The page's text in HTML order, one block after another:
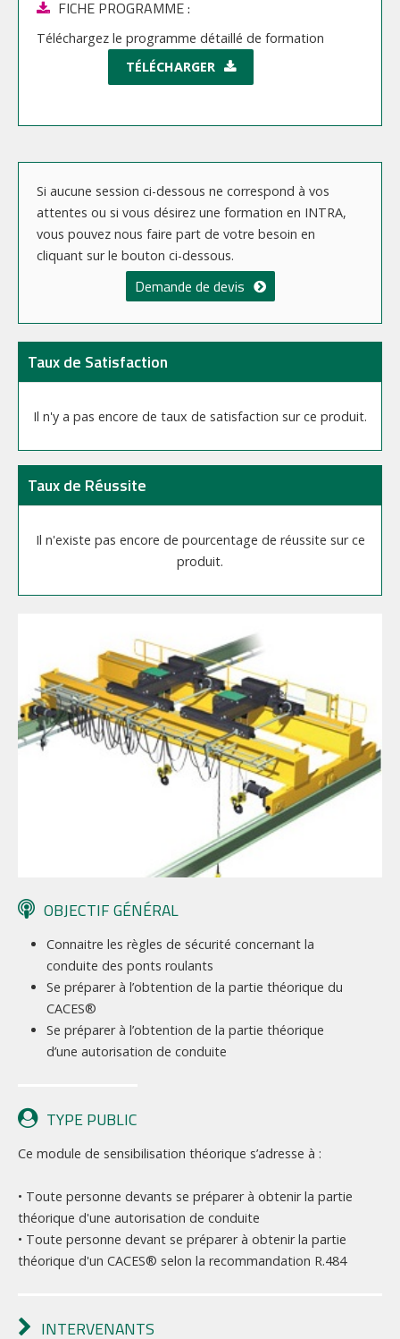
FICHE PROGRAMME :
Téléchargez le programme détaillé de formation
TÉLÉCHARGER
Si aucune session ci-dessous ne correspond à vos
attentes ou si vous désirez une formation en INTRA,
vous pouvez nous faire part de votre besoin en
cliquant sur le bouton ci-dessous.
Demande de devis
Taux de Satisfaction
Il n'y a pas encore de taux de satisfaction sur ce produit.
Taux de Réussite
Il n'existe pas encore de pourcentage de réussite sur ce
produit.
OBJECTIF GÉNÉRAL
Connaitre les règles de sécurité concernant la
conduite des ponts roulants
Se préparer à l’obtention de la partie théorique du
CACES®
Se préparer à l’obtention de la partie théorique
d’une autorisation de conduite
TYPE PUBLIC
Ce module de sensibilisation théorique s’adresse à :
• Toute personne devants se préparer à obtenir la partie
théorique d'une autorisation de conduite
• Toute personne devant se préparer à obtenir la partie
théorique d'un CACES® selon la recommandation R.484
INTERVENANTS